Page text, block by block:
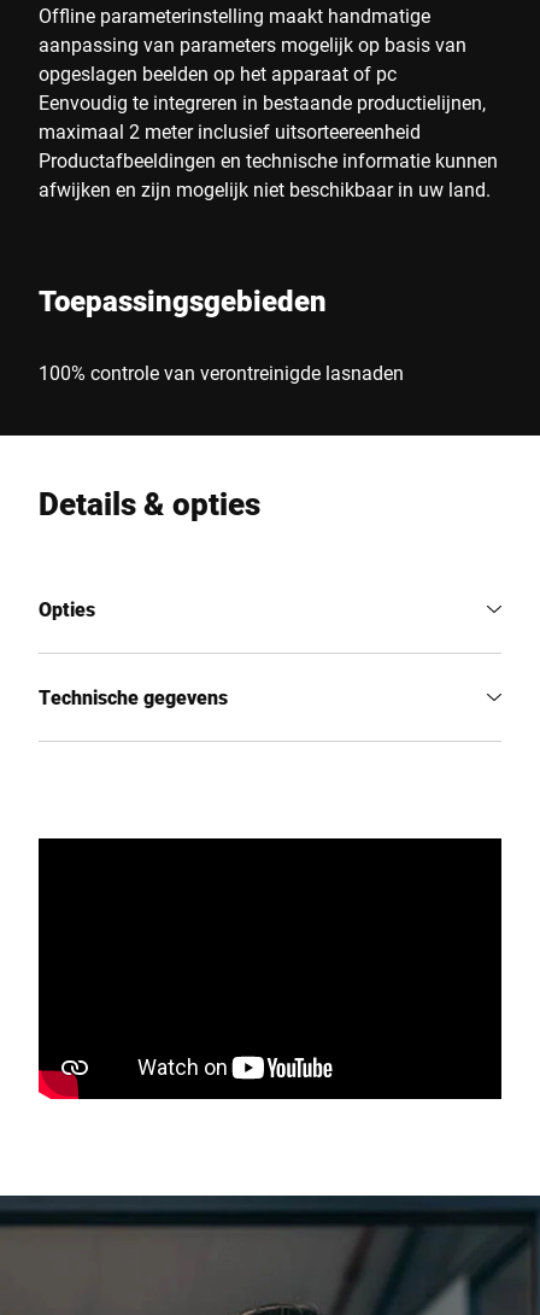
Offline parameterinstelling maakt handmatige
aanpassing van parameters mogelijk op basis van
opgeslagen beelden op het apparaat of pc
Eenvoudig te integreren in bestaande productielijnen,
maximaal 2 meter inclusief uitsorteereenheid
Productafbeeldingen en technische informatie kunnen
afwijken en zijn mogelijk niet beschikbaar in uw land.
Toepassingsgebieden
100% controle van verontreinigde lasnaden
Details & opties
Opties
Technische gegevens